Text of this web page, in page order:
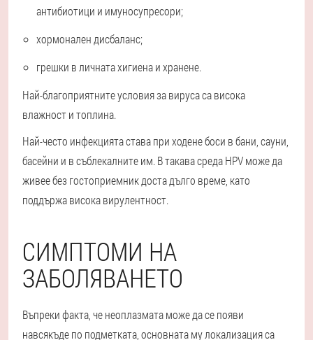
антибиотици и имуносупресори;
хормонален дисбаланс;
грешки в личната хигиена и хранене.
Най-благоприятните условия за вируса са висока
влажност и топлина.
Най-често инфекцията става при ходене боси в бани, сауни,
басейни и в съблекалните им. В такава среда HPV може да
живее без гостоприемник доста дълго време, като
поддържа висока вирулентност.
СИМПТОМИ НА
ЗАБОЛЯВАНЕТО
Въпреки факта, че неоплазмата може да се появи
навсякъде по подметката, основната му локализация са